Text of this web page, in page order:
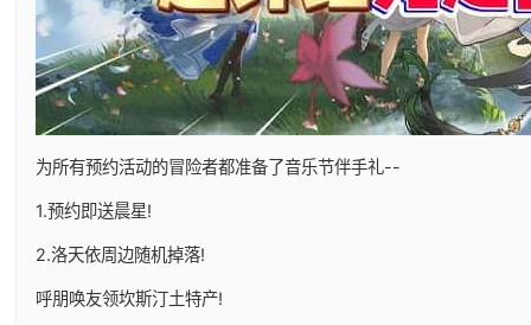
为所有预约活动的冒险者都准备了音乐节伴手礼--
1.预约即送晨星!
2.洛天依周边随机掉落!
呼朋唤友领坎斯汀土特产!